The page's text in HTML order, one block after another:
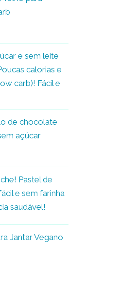
e sem leite
calorias e
carb)! Fácil e
de chocolate
açúcar
Pastel de
e sem farinha
saudável!
Jantar Vegano